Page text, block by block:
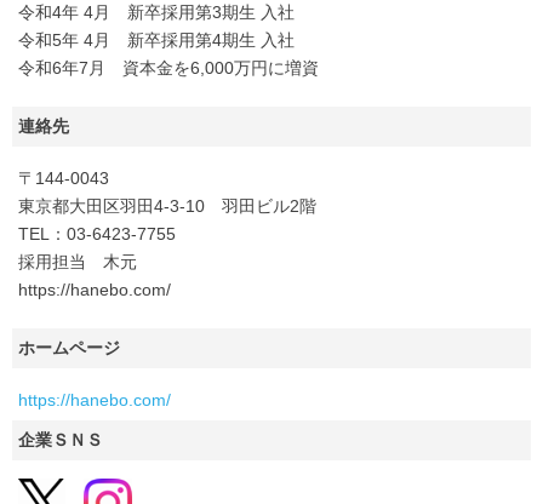
令和4年 4月 新卒採用第3期生 入社
令和5年 4月 新卒採用第4期生 入社
令和6年7月 資本金を6,000万円に増資
連絡先
〒144-0043
東京都大田区羽田4-3-10 羽田ビル2階
TEL：03-6423-7755
採用担当 木元
https://hanebo.com/
ホームページ
https://hanebo.com/
企業ＳＮＳ